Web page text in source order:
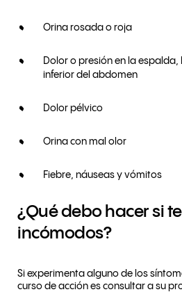
Orina rosada o roja
Dolor o presión en la
inferior del abdomen
Dolor pélvico
Orina con mal olor
Fiebre, náuseas y vómitos
¿Qué debo hacer si
incómodos?
Si experimenta alguno de los
curso de acción es consultar a su